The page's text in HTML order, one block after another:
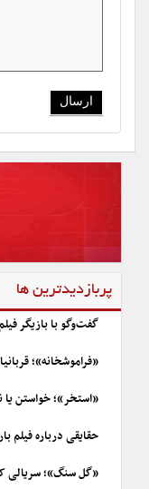
پربازدیدترین ها
گفت‌وگو با بازیگر
«فراموشخانه»؛
«استخر»؛ خواستن یا
حقایقی درباره فیلم
«گل سنگ»؛ سریالی